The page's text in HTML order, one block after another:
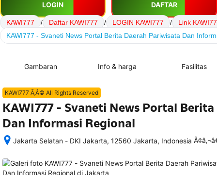
LOGIN DAFTAR
KAWI777 / Daftar KAWI777 / LOGIN KAWI777 /
Link
KAWI777 - Svaneti News Portal Berita Daerah Pariwisata Dan
Gambaran Info & harga Fasilitas
KAWI777 Ã‚Â© All Rights Reserved
KAWI777 - Svaneti News Portal
Dan Informasi Regional
Jakarta Selatan - DKI Jakarta, 12560 Jakarta, Indonesia
memesan,
semua